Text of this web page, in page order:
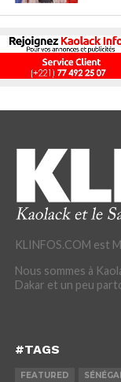
KLINFOS.COM est
Nous sommes à
Dakar et un peu
#TAGS
FEATURED